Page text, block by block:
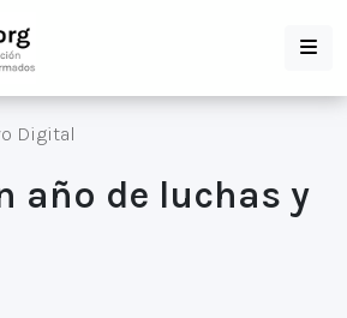
Digital
año de luchas y